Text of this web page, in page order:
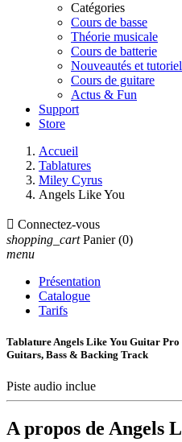
Catégories
Cours de basse
Théorie musicale
Cours de batterie
Nouveautés et
Cours de guitare
Actus & Fun
Support
Store
Accueil
Tablatures
Miley Cyrus
Angels Like You
 Connectez-vous
shopping_cart Panier (0)
menu
Présentation
Catalogue
Tarifs
Tablature Angels Like You Guitar
Guitars, Bass & Backing Track
Piste audio inclue
A propos de Angels